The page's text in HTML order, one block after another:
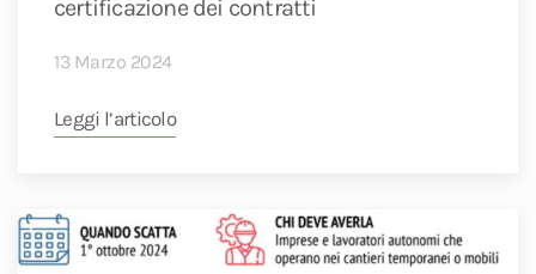
certificazione dei contratti
13 Marzo 2024
Leggi l’articolo